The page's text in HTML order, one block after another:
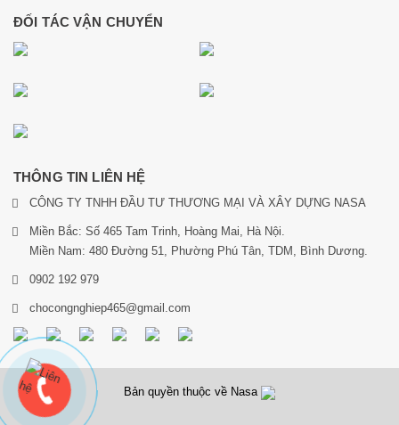
ĐỐI TÁC VẬN CHUYỂN
THÔNG TIN LIÊN HỆ
CÔNG TY TNHH ĐẦU TƯ THƯƠNG MẠI VÀ XÂY DỰNG NASA
Miền Bắc: Số 465 Tam Trinh, Hoàng Mai, Hà Nội.
Miền Nam: 480 Đường 51, Phường Phú Tân, TDM, Bình Dương.
0902 192 979
chocongnghiep465@gmail.com
Bản quyền thuộc về Nasa